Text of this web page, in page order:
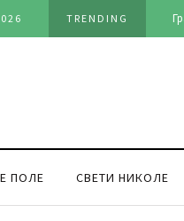
TRENDING
ПОЛЕ СВЕТИ НИКОЛЕ